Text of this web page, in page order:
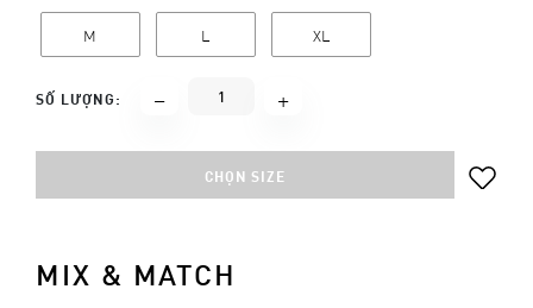
M L XL
SỐ LƯỢNG:
CHỌN SIZE
MIX & MATCH